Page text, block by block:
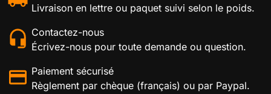
Livraison en lettre ou paquet suivi selon le poids.
Contactez-nous
Écrivez-nous pour toute demande ou question.
Paiement sécurisé
Règlement par chèque (français) ou par Paypal.